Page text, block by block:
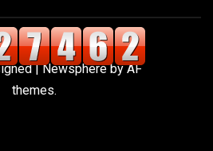
|Newsphereby AF
themes.